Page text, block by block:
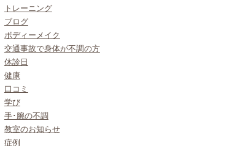
トレーニング
ブログ
ボディーメイク
交通事故で身体が不調の方
休診日
健康
口コミ
学び
手･腕の不調
教室のお知らせ
症例